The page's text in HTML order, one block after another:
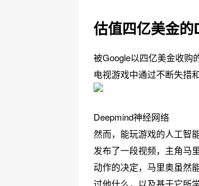
估值四亿美金
被Google以四亿美金收购
电视游戏中通过不断失措
Deepmind神经网络
然而，能玩游戏的人工智
发布了一段视频，主角马
动作的决定，马里奥虽然
过他什么，以及基于它所